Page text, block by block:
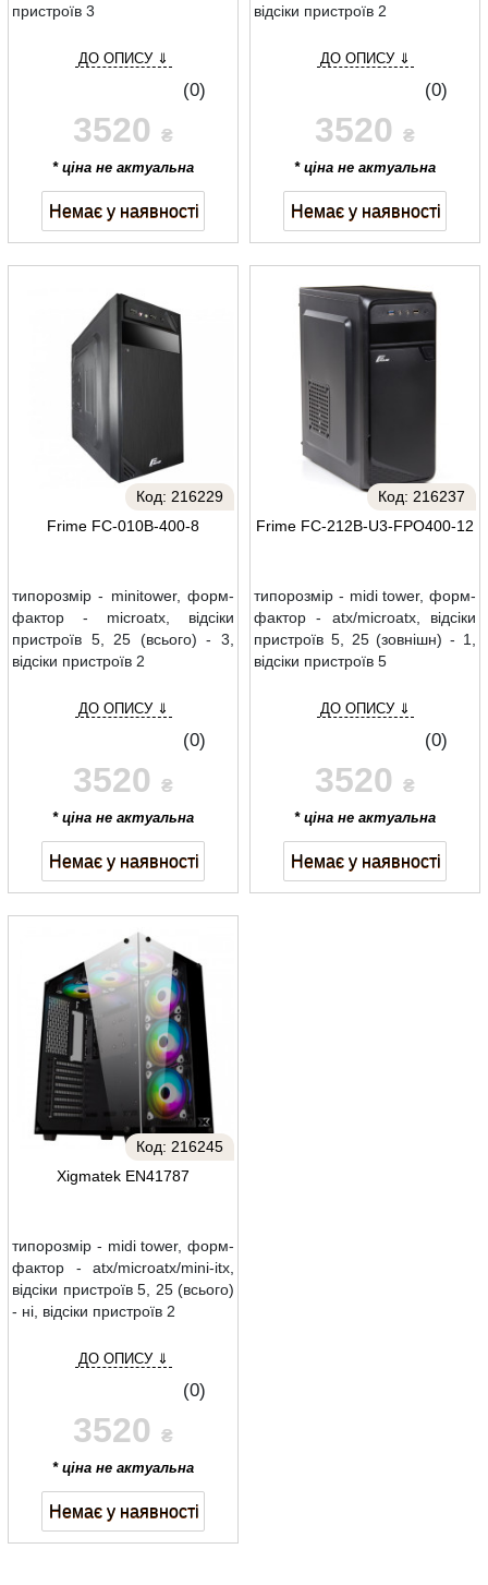
пристроїв 3
ДО ОПИСУ ⇓
(0)
3520 ₴
* ціна не актуальна
Немає у наявності
відсіки пристроїв 2
ДО ОПИСУ ⇓
(0)
3520 ₴
* ціна не актуальна
Немає у наявності
Frime FC-010B-400-8
Код: 216229
типорозмір - minitower, форм-
фактор - microatx, відсіки
пристроїв 5, 25 (всього) - 3,
відсіки пристроїв 2
ДО ОПИСУ ⇓
(0)
3520 ₴
* ціна не актуальна
Немає у наявності
Frime FC-212B-U3-FPO400-12
Код: 216237
типорозмір - midi tower, форм-
фактор - atx/microatx, відсіки
пристроїв 5, 25 (зовнішн) - 1,
відсіки пристроїв 5
ДО ОПИСУ ⇓
(0)
3520 ₴
* ціна не актуальна
Немає у наявності
Xigmatek EN41787
Код: 216245
типорозмір - midi tower, форм-
фактор - atx/microatx/mini-itx,
відсіки пристроїв 5, 25 (всього)
- ні, відсіки пристроїв 2
ДО ОПИСУ ⇓
(0)
3520 ₴
* ціна не актуальна
Немає у наявності